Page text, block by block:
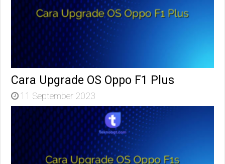
Cara Upgrade OS Oppo F1 Plus
11 September 2023